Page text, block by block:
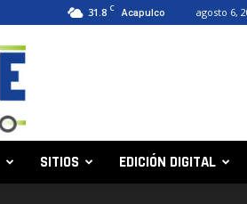
31.8 C Acapulco agosto 6,
SITIOS EDICIÓN DIGITAL